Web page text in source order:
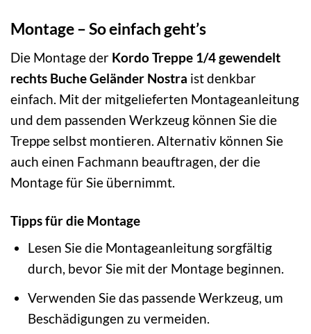
Montage – So einfach geht’s
Die Montage der Kordo Treppe 1/4 gewendelt
rechts Buche Geländer Nostra ist denkbar
einfach. Mit der mitgelieferten Montageanleitung
und dem passenden Werkzeug können Sie die
Treppe selbst montieren. Alternativ können Sie
auch einen Fachmann beauftragen, der die
Montage für Sie übernimmt.
Tipps für die Montage
Lesen Sie die Montageanleitung sorgfältig
durch, bevor Sie mit der Montage beginnen.
Verwenden Sie das passende Werkzeug, um
Beschädigungen zu vermeiden.